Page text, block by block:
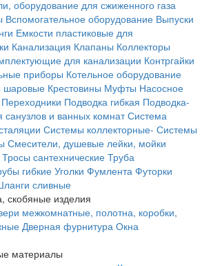
оборудование для сжиженного газа
Вспомогательное оборудование Выпуски
Емкости пластиковые для
Канализация Клапаны Коллекторы
для канализации Контргайки
приборы Котельное оборудование
шаровые Крестовины Муфты Насосное
Переходники Подводка гибкая Подводка-
и ванных комнат Система
Системы коллекторные- Системы
Смесители, душевые лейки, мойки
Тросы сантехнические Труба
гибкие Уголки Фумлента Футорки
сливные
скобяные изделия
межкомнатные, полотна, коробки,
Дверная фурнитура Окна
материалы